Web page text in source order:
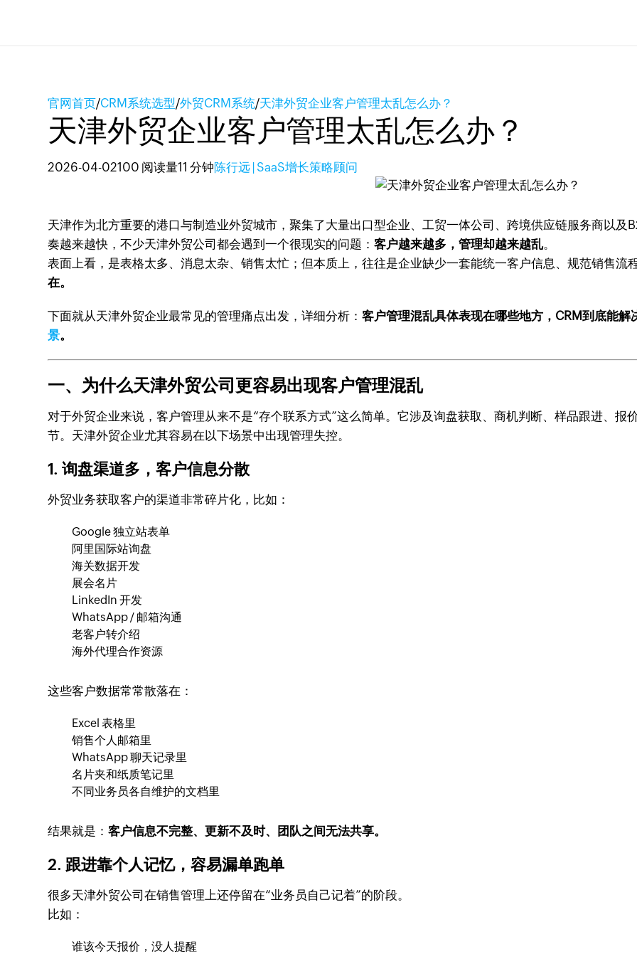
官网首页/CRM系统选型/外贸CRM系统/天津外贸企业客户管理太乱怎么办？
天津外贸企业客户管理太乱怎么办？
2026-04-02100 阅读量11 分钟陈行远 | SaaS增长策略顾问
天津作为北方重要的港口与制造业外贸城市，聚集了大量出口型企业、工贸一体公司、跨境供应链服务商以及
奏越来越快，不少天津外贸公司都会遇到一个很现实的问题：客户越来越多，管理却越来越乱。
表面上看，是表格太多、消息太杂、销售太忙；但本质上，往往是企业缺少一套能统一客户信息、规范销售流
在。
下面就从天津外贸企业最常见的管理痛点出发，详细分析：客户管理混乱具体表现在哪些地方，CRM到底能
景。
一、为什么天津外贸公司更容易出现客户管理混乱
对于外贸企业来说，客户管理从来不是“存个联系方式”这么简单。它涉及询盘获取、商机判断、样品跟进、报
节。天津外贸企业尤其容易在以下场景中出现管理失控。
1. 询盘渠道多，客户信息分散
外贸业务获取客户的渠道非常碎片化，比如：
Google 独立站表单
阿里国际站询盘
海关数据开发
展会名片
LinkedIn 开发
WhatsApp / 邮箱沟通
老客户转介绍
海外代理合作资源
这些客户数据常常散落在：
Excel 表格里
销售个人邮箱里
WhatsApp 聊天记录里
名片夹和纸质笔记里
不同业务员各自维护的文档里
结果就是：客户信息不完整、更新不及时、团队之间无法共享。
2. 跟进靠个人记忆，容易漏单跑单
很多天津外贸公司在销售管理上还停留在“业务员自己记着”的阶段。
比如：
谁该今天报价，没人提醒